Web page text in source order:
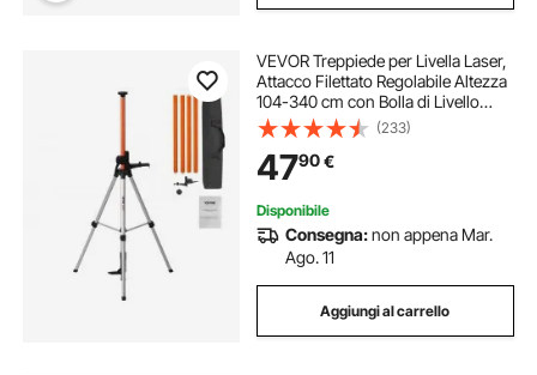
VEVOR Treppiede per Livella Laser,
Attacco Filettato Regolabile Altezza
104-340 cm con Bolla di Livello
Supporto Robusto, Asta Estensibile,
Treppiede Alluminio Leggero
Scanner Laser, Capacità 4,54 kg
(233)
4790€
Disponibile
Consegna:non appena Mar.
Ago. 11
Aggiungi al carrello